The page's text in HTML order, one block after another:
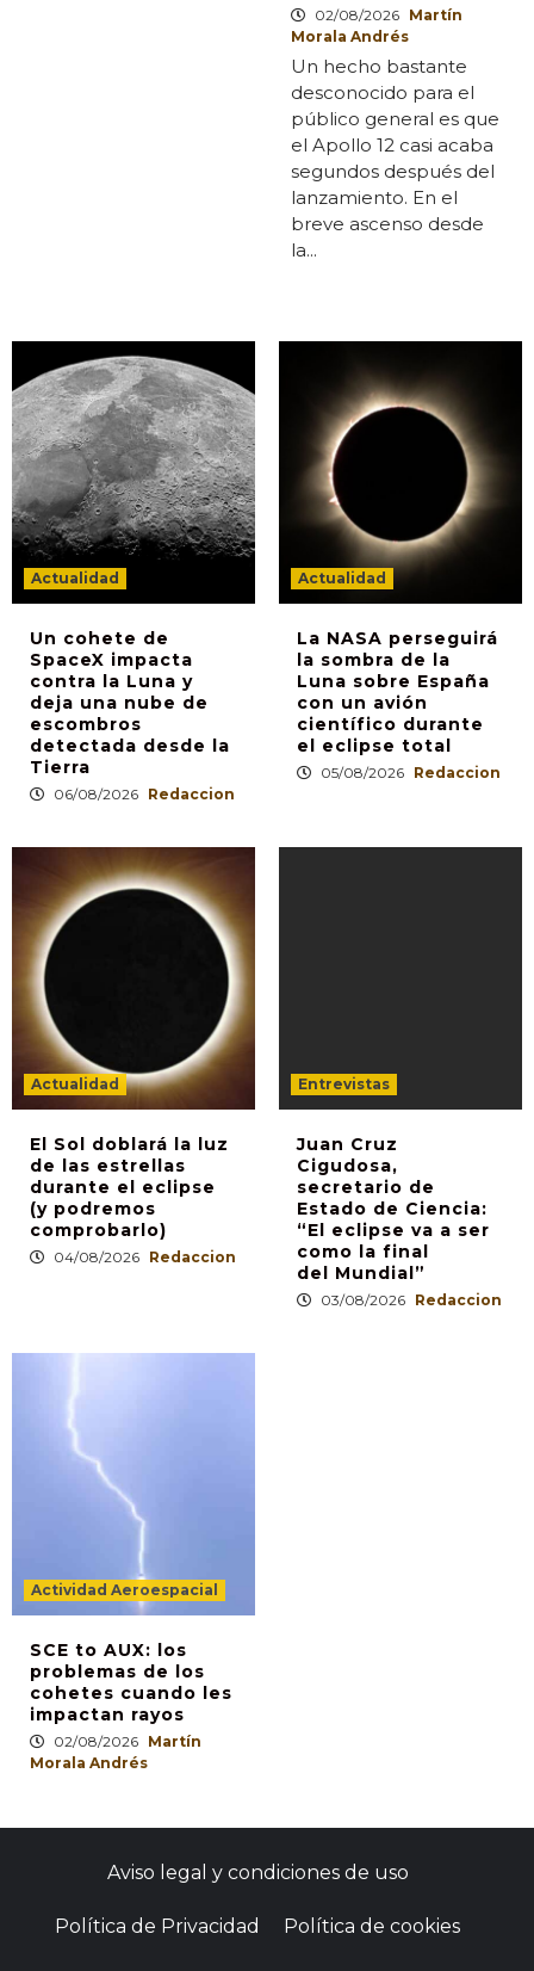
02/08/2026 Martín
Morala Andrés
Un hecho bastante
desconocido para el
público general es que
el Apollo 12 casi acaba
segundos después del
lanzamiento. En el
breve ascenso desde
la...
Actualidad
Un cohete de
SpaceX impacta
contra la Luna y
deja una nube de
escombros
detectada desde la
Tierra
06/08/2026 Redaccion
Actualidad
La NASA perseguirá
la sombra de la
Luna sobre España
con un avión
científico durante
el eclipse total
05/08/2026 Redaccion
Actualidad
El Sol doblará la luz
de las estrellas
durante el eclipse
(y podremos
comprobarlo)
04/08/2026 Redaccion
Entrevistas
Juan Cruz
Cigudosa,
secretario de
Estado de Ciencia:
“El eclipse va a ser
como la final
del Mundial”
03/08/2026 Redaccion
Actividad Aeroespacial
SCE to AUX: los
problemas de los
cohetes cuando les
impactan rayos
02/08/2026 Martín
Morala Andrés
Aviso legal y condiciones de uso
Política de Privacidad Política de cookies